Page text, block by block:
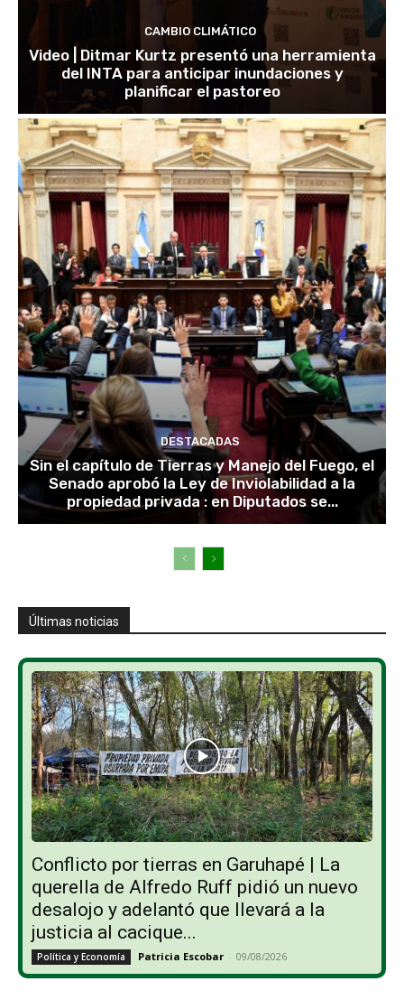
CAMBIO CLIMÁTICO
Video | Ditmar Kurtz presentó una herramienta
del INTA para anticipar inundaciones y
planificar el pastoreo
DESTACADAS
Sin el capítulo de Tierras y Manejo del Fuego, el
Senado aprobó la Ley de Inviolabilidad a la
propiedad privada : en Diputados se...
Últimas noticias
Conflicto por tierras en Garuhapé | La
querella de Alfredo Ruff pidió un nuevo
desalojo y adelantó que llevará a la
justicia al cacique...
Política y Economía Patricia Escobar - 09/08/2026